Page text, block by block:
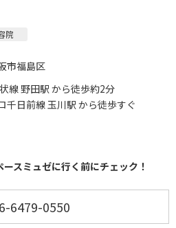
院
市福島区
線 野田駅 から徒歩約2分
千日前線 玉川駅 から徒歩すぐ
スミュゼに行く前にチェック！
6479-0550